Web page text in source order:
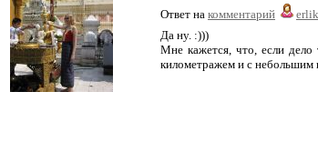
Ответ на комментарий
Да ну. :)))
Мне кажется, что, если
километражем и с небольшим